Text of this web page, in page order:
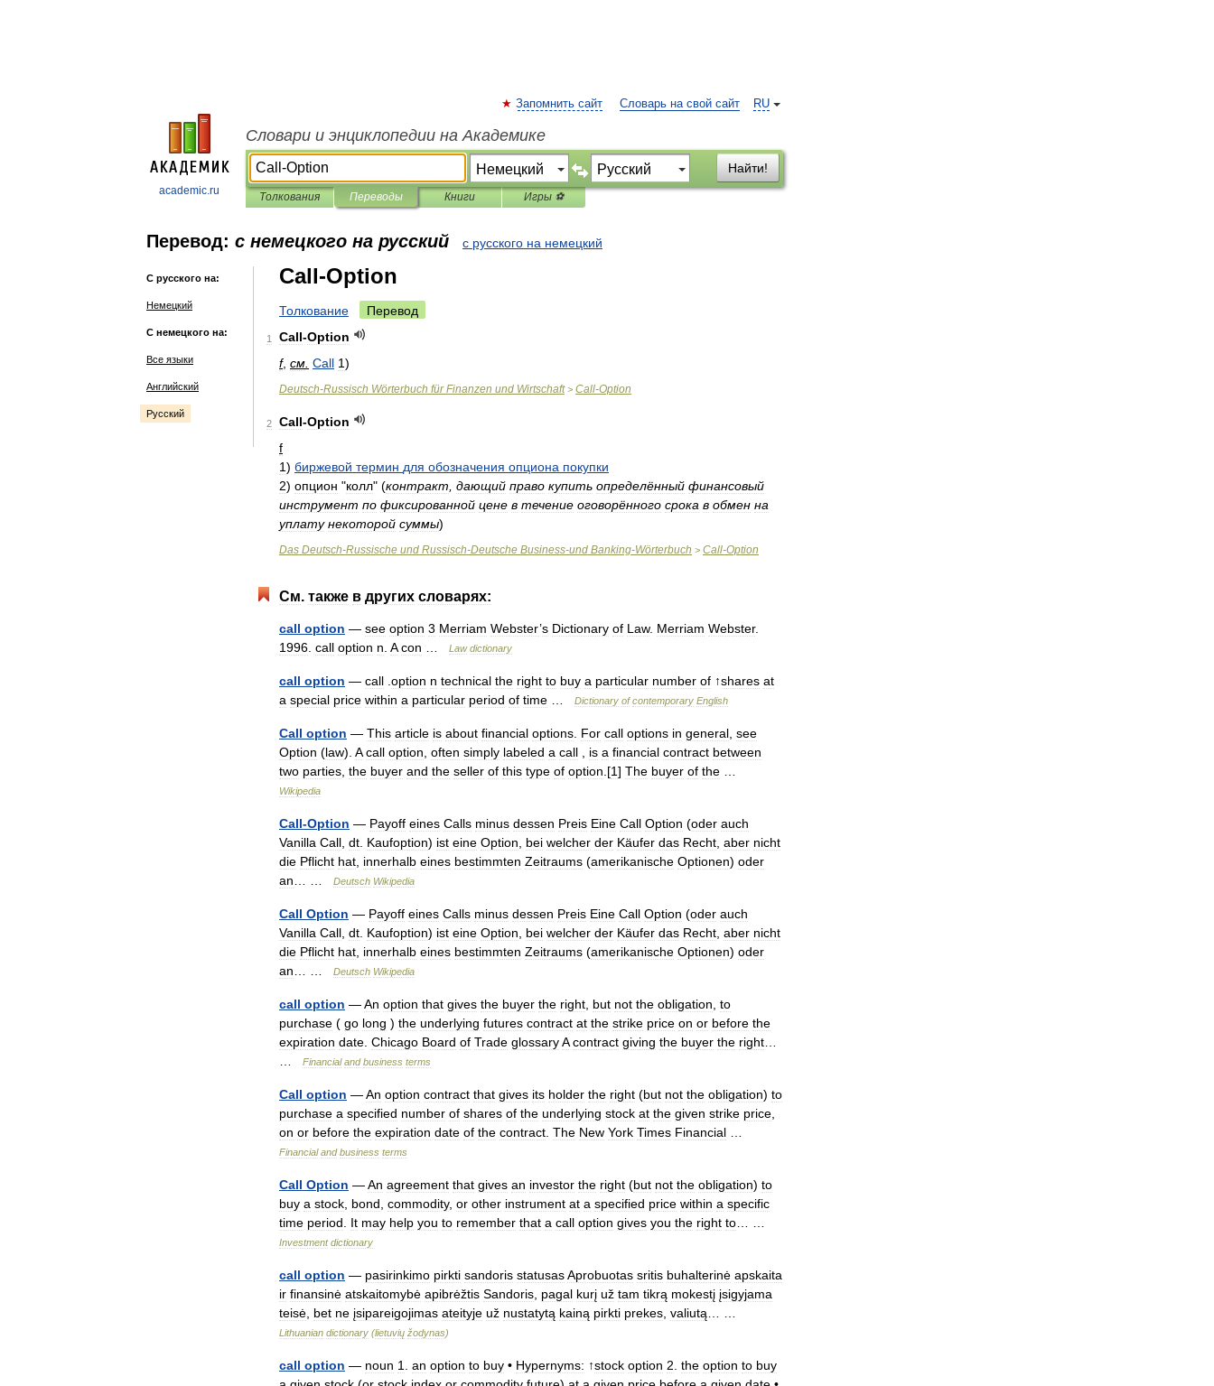
academic.ru
RU
Запомнить сайт Словарь на свой сайт
Словари и энциклопедии на Академике
Найти!
Толкования Переводы Книги Игры ⚽
Перевод: с немецкого на русский с русского на немецкий
С русского на:
Немецкий
С немецкого на:
Все языки
Английский
Русский
Call-Option
Толкование Перевод
1 Call-Option
f, см Call 1)
Deutsch-Russisch Wörterbuch für Finanzen und Wirtschaft> Call-Option
2 Call-Option
f
1) биржевой термин для обозначения опциона покупки
2) опцион "колл" (контракт дающий право купить определённый финансовый
инструмент по фиксированной цене в течение оговорённого срока в обмен на
уплату некоторой суммы)
Das Deutsch-Russische und Russisch-Deutsche Business-und Banking-Wörterbuch > Call-Option
См. также в других словарях:
call option — see option 3 Merriam Webster’s Dictionary of Law. Merriam Webster.
1996 call option n A con Law dictionary
call option — call option n technical the right to buy a particular number of ↑shares at
a special price within a particular period of time Dictionary of contemporary English
Call option — This article is about financial options For call options in general see
Option (law). A call option often simply labeled a call is a financial contract between
two parties the buyer and the seller of this type of option .[1] The buyer of the
Wikipedia
Call-Option — Payoff eines Calls minus dessen Preis Eine Call Option (oder auch
Vanilla Call dt Kaufoption) ist eine Option bei welcher der Käufer das Recht aber nicht
die Pflicht hat innerhalb eines bestimmten Zeitraums (amerikanische Optionen) oder
an
Deutsch Wikipedia
Call Option — Payoff eines Calls minus dessen Preis Eine Call Option (oder auch
Vanilla Call dt Kaufoption) ist eine Option bei welcher der Käufer das Recht aber nicht
die Pflicht hat innerhalb eines bestimmten Zeitraums (amerikanische Optionen) oder
an
Deutsch Wikipedia
call option —An option that gives the buyer the right but not the obligation to
purchase ( go long ) the underlying futures contract at the strike price on or before the
expiration date Chicago Board of Trade glossaryA contract giving the buyer the right
Financial and business terms
Call option —An option contract that gives its holder the right (but not the obligation) to
purchase a specified number of shares of the underlying stock at the given strike price
on or before the expiration date of the contract The New York Times Financial
Financial and business terms
Call Option —An agreement that gives an investor the right (but not the obligation) to
buy a stock bond commodity, or other instrument at a specified price within a specific
time period It may help you to remember that a call option gives you the right to
Investment dictionary
call option — pasirinkimo pirkti sandoris statusasAprobuotas sritis buhalterinė apskaita
ir finansinė atskaitomybė apibrėžtis Sandoris pagal kurį už tam tikrą mokestį įsigyjama
teisė bet ne įsipareigojimas ateityje už nustatytą kainą pirkti prekes valiutą
Lithuanian dictionary (lietuvių žodynas)
call option — noun 1 an option to buy • Hypernyms: ↑stock option 2 the option to buy